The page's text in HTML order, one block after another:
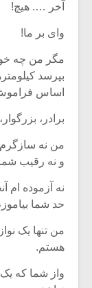
آخر …. هیچ!
وای بر ما!
مگر من چه
بپرسد
اساس
برادر،
من نه
و نه رقیب
نه آزموده ام
حد شما
من تنها یک
هستم.
واز شما که